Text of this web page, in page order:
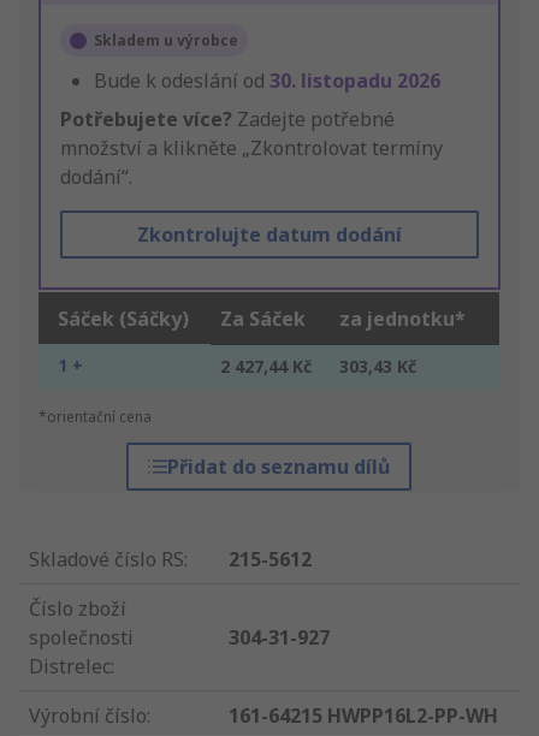
Skladem u výrobce
Bude k odeslání od 30. listopadu 2026
Potřebujete více? Zadejte potřebné
množství a klikněte „Zkontrolovat termíny
dodání“.
Zkontrolujte datum dodání
Sáček (Sáčky) Za Sáček za jednotku*
1 + 2 427,44 Kč 303,43 Kč
*orientační cena
Přidat do seznamu dílů
Skladové číslo RS:
215-5612
Číslo zboží
společnosti
Distrelec:
304-31-927
Výrobní číslo:
161-64215 HWPP16L2-PP-WH